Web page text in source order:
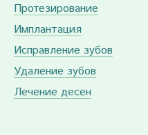
Протезирование
Имплантация
Исправление зубов
Удаление зубов
Лечение десен